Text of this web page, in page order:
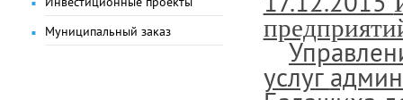
Муниципальный заказ
услуг